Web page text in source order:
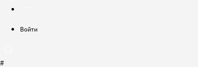
Войти
#